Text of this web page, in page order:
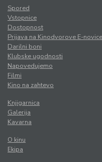
Spored
Vstopnice
Dostopnost
Prijava na Kinodvorove E-novice
Darilni boni
Klubske ugodnosti
Napovedujemo
Filmi
Kino na zahtevo
Knjigarnica
Galerija
Kavarna
O kinu
Ekipa